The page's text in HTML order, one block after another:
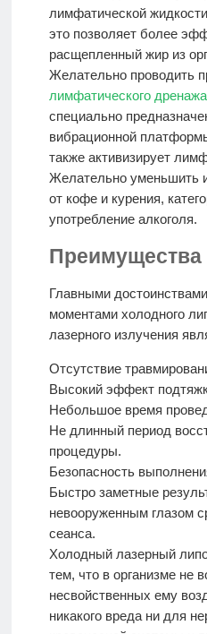
лимфатической
это позволяет более
расщепленный жир из
Желательно проводить
лимфатического дренажа
специально
вибрационной
также активизирует
Желательно уменьшить
от кофе и курения,
употребление алкоголя.
Главными
моментами холодного
лазерного излучения
Отсутствие
Высокий эффект
Небольшое время
Не длинный период
процедуры.
Безопасность
Быстро заметные
невооруженным глазом
сеанса.
Холодный лазерный
тем, что в организме не
несвойственных ему
никакого вреда ни для